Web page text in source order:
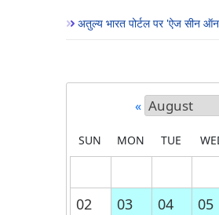
अतुल्य भारत पोर्टल पर 'ऐज सीन
«
SUN MON TUE
02
03 04 05